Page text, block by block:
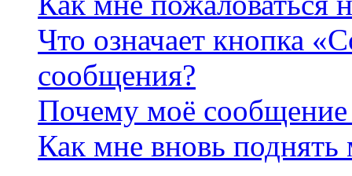
Что означает кнопка
сообщения?
Почему моё сообщение
Как мне вновь